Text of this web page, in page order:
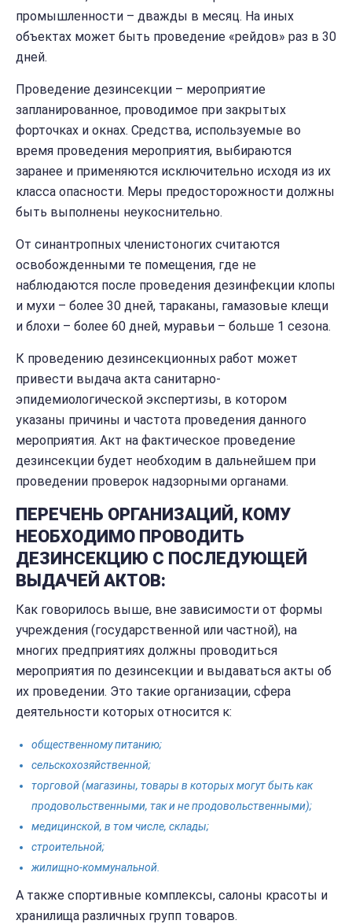
промышленности – дважды в месяц. На иных
объектах может быть проведение «рейдов» раз в 30
дней.
Проведение дезинсекции – мероприятие
запланированное, проводимое при закрытых
форточках и окнах. Средства, используемые во
время проведения мероприятия, выбираются
заранее и применяются исключительно исходя из их
класса опасности. Меры предосторожности должны
быть выполнены неукоснительно.
От синантропных членистоногих считаются
освобожденными те помещения, где не
наблюдаются после проведения дезинфекции клопы
и мухи – более 30 дней, тараканы, гамазовые клещи
и блохи – более 60 дней, муравьи – больше 1 сезона.
К проведению дезинсекционных работ может
привести выдача акта санитарно-
эпидемиологической экспертизы, в котором
указаны причины и частота проведения данного
мероприятия. Акт на фактическое проведение
дезинсекции будет необходим в дальнейшем при
проведении проверок надзорными органами.
ПЕРЕЧЕНЬ ОРГАНИЗАЦИЙ, КОМУ
НЕОБХОДИМО ПРОВОДИТЬ
ДЕЗИНСЕКЦИЮ С ПОСЛЕДУЮЩЕЙ
ВЫДАЧЕЙ АКТОВ:
Как говорилось выше, вне зависимости от формы
учреждения (государственной или частной), на
многих предприятиях должны проводиться
мероприятия по дезинсекции и выдаваться акты об
их проведении. Это такие организации, сфера
деятельности которых относится к:
общественному питанию;
сельскохозяйственной;
торговой (магазины, товары в которых могут быть как
продовольственными, так и не продовольственными);
медицинской, в том числе, склады;
строительной;
жилищно-коммунальной.
А также спортивные комплексы, салоны красоты и
хранилища различных групп товаров.